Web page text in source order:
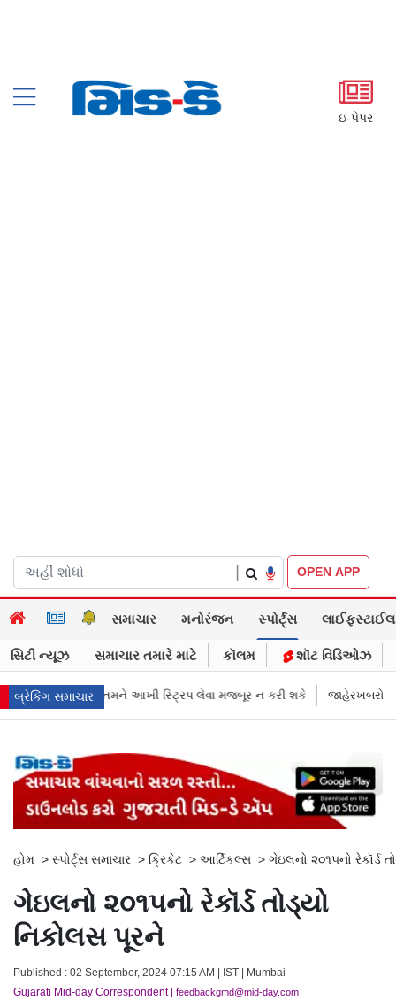
ઇ-પેપર
OPEN APP
સમાચાર મનોરંજન સ્પોર્ટ્સ લાઈફસ્ટાઈલ
સિટી ન્યૂઝ સમાચાર તમારે માટે કૉલમ શૉટ વિડિઓઝ
બ્રેકિંગ સમાચાર
ન કરી શકે જાહેરખબરોથી લોકોને મિસગાઇડ કરનારી સેલિબ્રિટીઝ પણ
હોમ > સ્પોર્ટ્સ સમાચાર > ક્રિકેટ > આર્ટિકલ્સ > ગેઇલનો ૨૦૧૫નો રેકૉર્ડ
ગેઇલનો ૨૦૧૫નો રેકૉર્ડ તોડ્યો
નિકોલસ પૂરને
Published : 02 September, 2024 07:15 AM | IST | Mumbai
Gujarati Mid-day Correspondent| feedbackgmd@mid-day.com